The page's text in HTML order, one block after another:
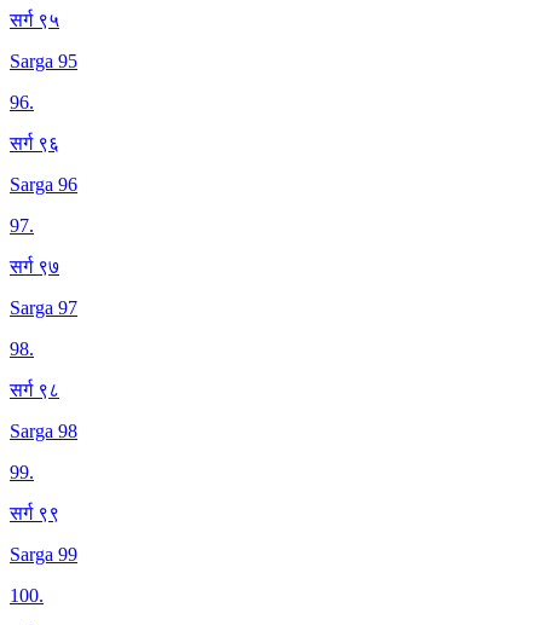
सर्ग ९५
Sarga 95
96.
सर्ग ९६
Sarga 96
97.
सर्ग ९७
Sarga 97
98.
सर्ग ९८
Sarga 98
99.
सर्ग ९९
Sarga 99
100.